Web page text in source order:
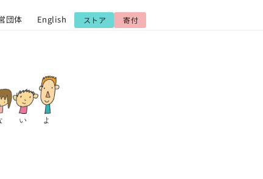
団体 English ストア 寄付